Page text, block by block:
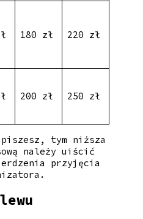
180 zł 220 zł
200 zł 250 zł
tym niższa
należy uiścić
przyjęcia